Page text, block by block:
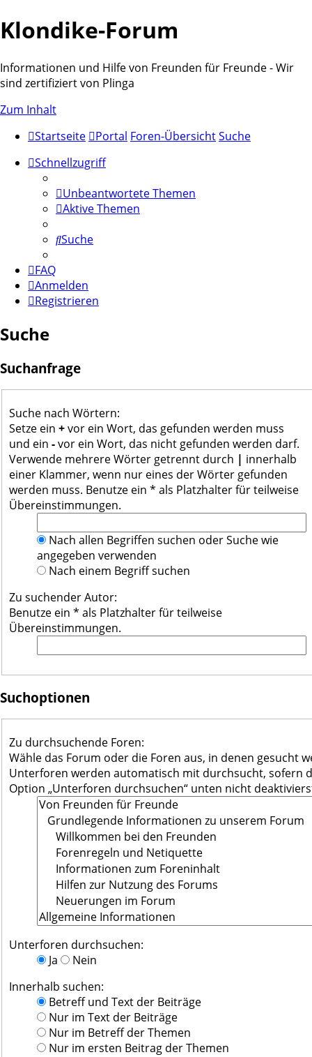
Klondike-Forum
Informationen und Hilfe von Freunden für Freunde - Wir
sind zertifiziert von Plinga
Zum Inhalt
Startseite
Portal Foren-ÜbersichtSuche
Schnellzugriff
Unbeantwortete Themen
Aktive Themen
Suche
FAQ
Anmelden
Registrieren
Suche
Suchanfrage
Suche nach Wörtern:
Setze ein +vor ein Wort, das gefunden werden muss
und ein -vor ein Wort, das nicht gefunden werden darf.
Verwende mehrere Wörter getrennt durch | innerhalb
einer Klammer, wenn nur eines der Wörter gefunden
werden muss. Benutze ein * als Platzhalter für teilweise
Übereinstimmungen.
Nach allen Begriffen suchen oder Suche wie
angegeben verwenden
Nach einem Begriff suchen
Zu suchender Autor:
Benutze ein * als Platzhalter für teilweise
Übereinstimmungen.
Suchoptionen
Zu durchsuchende Foren:
Wähle das Forum oder die Foren aus, in denen gesucht
Unterforen werden automatisch mit durchsucht, sofern
Option „Unterforen durchsuchen“ unten nicht
Unterforen durchsuchen:
Ja
Nein
Innerhalb suchen:
Betreff und Text der Beiträge
Nur im Text der Beiträge
Nur im Betreff der Themen
Nur im ersten Beitrag der Themen